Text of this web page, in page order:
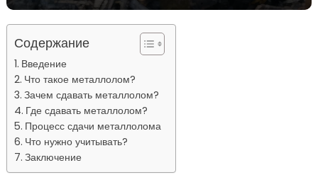
Содержание
Введение
Что такое металлолом?
Зачем сдавать металлолом?
Где сдавать металлолом?
Процесс сдачи металлолома
Что нужно учитывать?
Заключение